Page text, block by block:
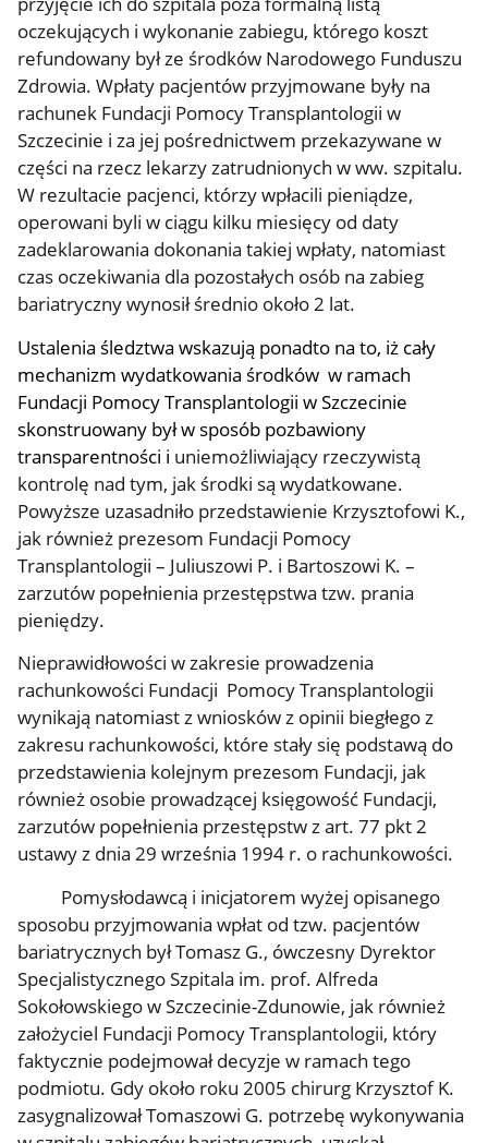
oczekujących i wykonanie zabiegu, którego koszt
refundowany był ze środków Narodowego Funduszu
Zdrowia. Wpłaty pacjentów przyjmowane były na
rachunek Fundacji Pomocy Transplantologii w
Szczecinie i za jej pośrednictwem przekazywane w
części na rzecz lekarzy zatrudnionych w ww. szpitalu.
W rezultacie pacjenci, którzy wpłacili pieniądze,
operowani byli w ciągu kilku miesięcy od daty
zadeklarowania dokonania takiej wpłaty, natomiast
czas oczekiwania dla pozostałych osób na zabieg
bariatryczny wynosił średnio około 2 lat.
Ustalenia śledztwa wskazują ponadto na to, iż cały
mechanizm wydatkowania środków w ramach
Fundacji Pomocy Transplantologii w Szczecinie
skonstruowany był w sposób pozbawiony
transparentności i uniemożliwiający rzeczywistą
kontrolę nad tym, jak środki są wydatkowane.
Powyższe uzasadniło przedstawienie Krzysztofowi K.,
jak również prezesom Fundacji Pomocy
Transplantologii – Juliuszowi P. i Bartoszowi K. –
zarzutów popełnienia przestępstwa tzw. prania
pieniędzy.
Nieprawidłowości w zakresie prowadzenia
rachunkowości Fundacji Pomocy Transplantologii
wynikają natomiast z wniosków z opinii biegłego z
zakresu rachunkowości, które stały się podstawą do
przedstawienia kolejnym prezesom Fundacji, jak
również osobie prowadzącej księgowość Fundacji,
zarzutów popełnienia przestępstw z art. 77 pkt 2
ustawy z dnia 29 września 1994 r. o rachunkowości.
Pomysłodawcą i inicjatorem wyżej opisanego
sposobu przyjmowania wpłat od tzw. pacjentów
bariatrycznych był Tomasz G., ówczesny Dyrektor
Specjalistycznego Szpitala im. prof. Alfreda
Sokołowskiego w Szczecinie-Zdunowie, jak również
założyciel Fundacji Pomocy Transplantologii, który
faktycznie podejmował decyzje w ramach tego
podmiotu. Gdy około roku 2005 chirurg Krzysztof K.
zasygnalizował Tomaszowi G. potrzebę wykonywania